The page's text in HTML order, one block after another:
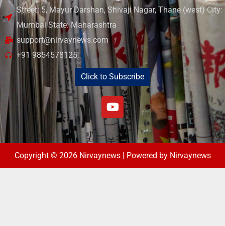
Street: 5, Mayur Darshan, Shivaji Nagar, Thane (west) City:
Mumbai State: Maharashtra
support@nirvaynews.com
+91 9854578125
Click to Subscribe
Copyright © 2026 Nirvaynews | Powered by Nirvaynews